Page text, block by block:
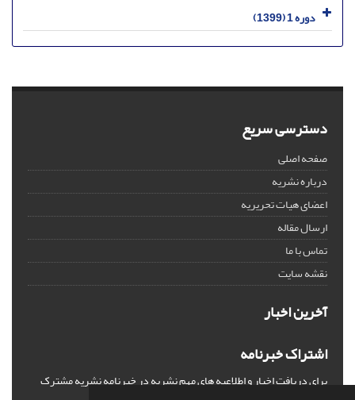
دوره 1 (1399)
دسترسی سریع
صفحه اصلی
درباره نشریه
اعضای هیات تحریریه
ارسال مقاله
تماس با ما
نقشه سایت
آخرین اخبار
اشتراک خبرنامه
برای دریافت اخبار و اطلاعیه های مهم نشریه در خبرنامه نشریه مشترک